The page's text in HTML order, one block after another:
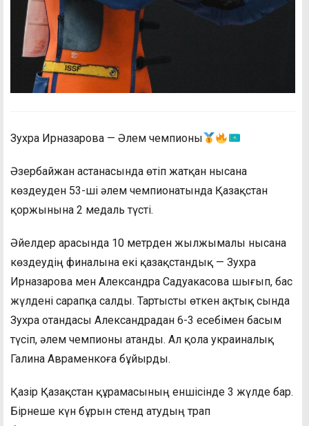
Зухра Ирназарова — Әлем чемпионы
Әзербайжан астанасында өтіп жатқан нысана
көздеуден 53-ші әлем чемпионатында Қазақстан
қоржынына 2 медаль түсті.
Әйелдер арасында 10 метрден жылжымалы нысана
көздеудің финалына екі қазақстандық — Зухра
Ирназарова мен Александра Садуакасова шығып, бас
жүлдені сарапқа салды. Тартысты өткен ақтық сында
Зухра отандасы Александрадан 6-3 есебімен басым
түсіп, әлем чемпионы атанды. Ал қола украиналық
Галина Авраменкоға бұйырды.
Қазір Қазақстан құрамасының еншісінде 3 жүлде бар.
Бірнеше күн бұрын стенд атудың трап